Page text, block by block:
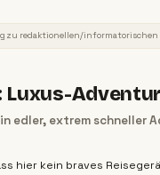
zu redaktionellen/informatorischen
Luxus-
edler, extrem
hier kein braves